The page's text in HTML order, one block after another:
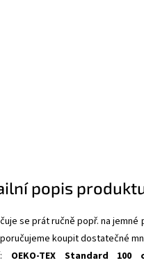
popis
se prát ručně popř. na
koupit dostatečné
OEKO-TEX Standard